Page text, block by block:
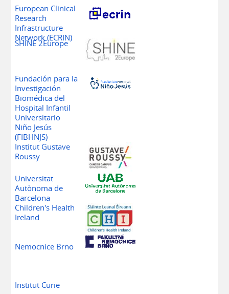
European Clinical
Research
Infrastructure
Network (ECRIN)
SHINE 2Europe
Fundación para la
Investigación
Biomédica del
Hospital Infantil
Universitario
Niño Jesús
(FIBHNJS)
Institut Gustave
Roussy
Universitat
Autònoma de
Barcelona
Children's Health
Ireland
Nemocnice Brno
Institut Curie